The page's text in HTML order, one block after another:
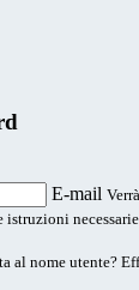
E-mail
al nome utente?